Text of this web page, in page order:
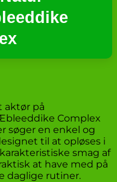
aktør på
Complex
søger en enkel og
til at opløses i
smag af
at have med på
daglige rutiner.